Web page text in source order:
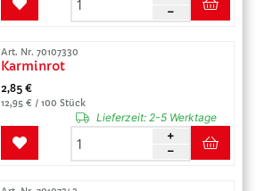
Art. Nr. 70107330
Karminrot
2,85 €
12,95 € / 100 Stück
Lieferzeit:2-5 Werktage